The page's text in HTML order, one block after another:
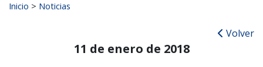
Inicio > Noticias
Volver
11 de enero de 2018